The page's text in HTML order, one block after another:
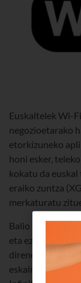
Euskaltelek Wi-
negozioetarako
etorkizuneko
honi esker,
kokatu da
eraiko zuntza
merkaturatu
Balio handiko
eta ez du
direnentzat
eskaintza berria,